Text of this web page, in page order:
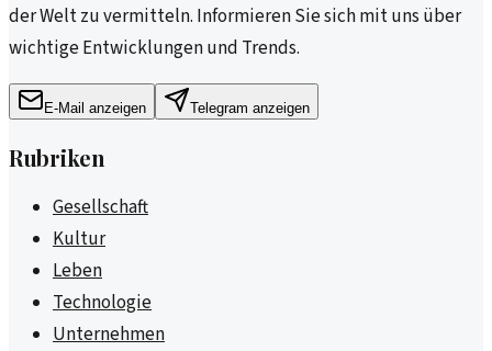
der Welt zu vermitteln. Informieren Sie sich mit uns über
wichtige Entwicklungen und Trends.
E-Mail anzeigen Telegram anzeigen
Rubriken
Gesellschaft
Kultur
Leben
Technologie
Unternehmen